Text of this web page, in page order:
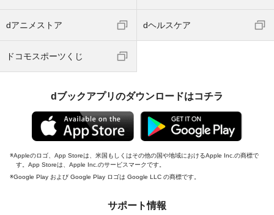
dアニメストア dヘルスケア
ドコモスポーツくじ
dブックアプリのダウンロードはコチラ
Appleのロゴ、App Storeは、米国もしくはその他の国や地域におけるApple Inc.の商標で
す。App Storeは、Apple Inc.のサービスマークです。
Google Play および Google Play ロゴは Google LLC の商標です。
サポート情報